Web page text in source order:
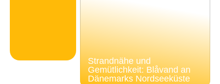
Strandnähe und
Gemütlichkeit: Blåvand an
Dänemarks Nordseeküste